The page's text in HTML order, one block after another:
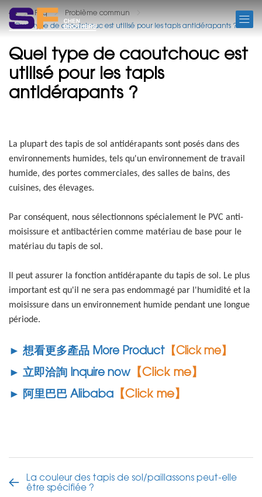
Faq
Problème commun
Quel type de caoutchouc est utilisé pour les tapis antidérapants ?
Quel type de caoutchouc est
utilisé pour les tapis
antidérapants ?
La plupart des tapis de sol antidérapants sont posés dans des
environnements humides, tels qu'un environnement de travail
humide, des portes commerciales, des salles de bains, des
cuisines, des élevages.
Par conséquent, nous sélectionnons spécialement le PVC anti-
moisissure et antibactérien comme matériau de base pour le
matériau du tapis de sol.
Il peut assurer la fonction antidérapante du tapis de sol. Le plus
important est qu'il ne sera pas endommagé par l'humidité et la
moisissure dans un environnement humide pendant une longue
période.
► 想看更多產品 More Product 【Click me】
► 立即洽詢 Inquire now 【Click me】
► 阿里巴巴 Alibaba 【Click me】
La couleur des tapis de sol/paillassons peut-elle
être spécifiée ?